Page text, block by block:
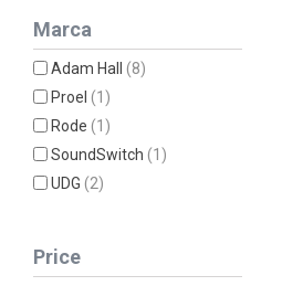
Marca
Adam Hall(8)
Proel(1)
Rode(1)
SoundSwitch(1)
UDG(2)
Price